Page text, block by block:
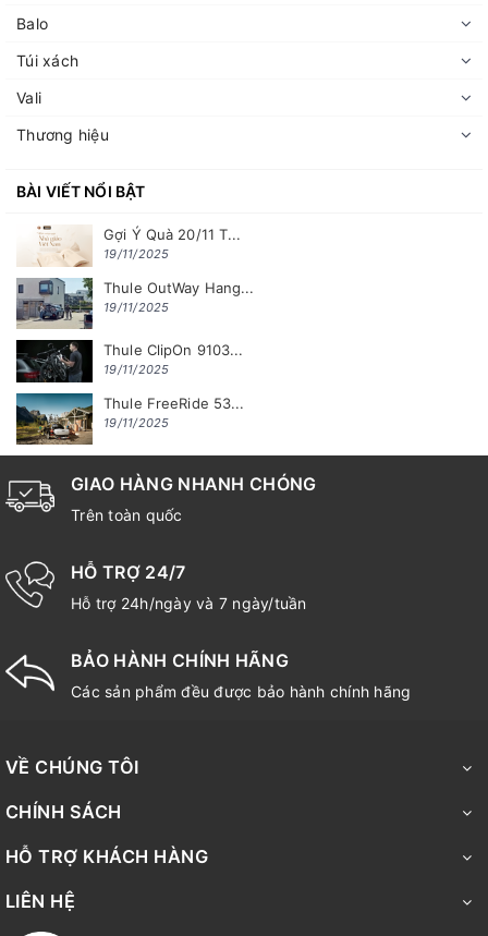
Balo
Túi xách
Vali
Thương hiệu
BÀI VIẾT NỔI BẬT
Gợi Ý Quà 20/11 T...
19/11/2025
Thule OutWay Hang...
19/11/2025
Thule ClipOn 9103...
19/11/2025
Thule FreeRide 53...
19/11/2025
GIAO HÀNG NHANH CHÓNG
Trên toàn quốc
HỖ TRỢ 24/7
Hỗ trợ 24h/ngày và 7 ngày/tuần
BẢO HÀNH CHÍNH HÃNG
Các sản phẩm đều được bảo hành chính hãng
VỀ CHÚNG TÔI
CHÍNH SÁCH
HỖ TRỢ KHÁCH HÀNG
LIÊN HỆ